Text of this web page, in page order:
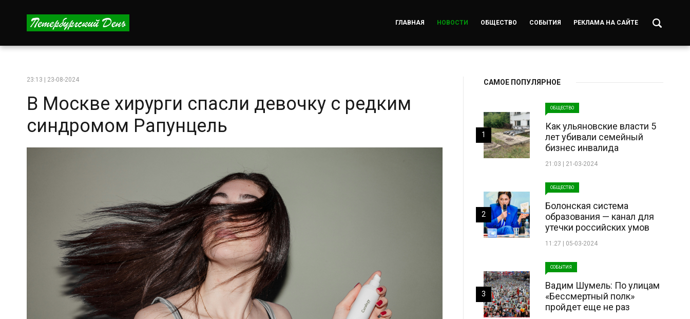
ГЛАВНАЯ НОВОСТИ ОБЩЕСТВО СОБЫТИЯ РЕКЛАМА НА САЙТЕ
23:13 | 23-08-2024
В Москве хирурги спасли девочку с редким
синдромом Рапунцель
САМОЕ ПОПУЛЯРНОЕ
ОБЩЕСТВО
Как ульяновские власти 5
лет убивали семейный
бизнес инвалида
21:03 | 21-03-2024
1
ОБЩЕСТВО
Болонская система
образования — канал для
утечки российских умов
11:27 | 05-03-2024
2
СОБЫТИЯ
Вадим Шумель: По улицам
«Бессмертный полк»
пройдет еще не раз
3